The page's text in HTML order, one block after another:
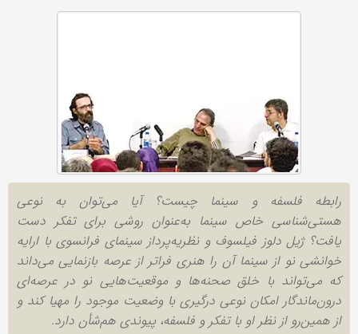
رابطه فلسفه و سینما چیست؟ آیا می‌توان به نوعی
هستی‌شناسی خاص سینما به‌عنوان روشی برای تفکر دست
یافت؟ ژیل دلوز فیلسوف و نظریه‌پرداز سینمای فرانسوی با ارایه
خوانشی نو از سینما آن را هنری فراتر از عرصه بازنمایی می‌داند
که می‌تواند با خلق صحنه‌ها و موقعیت‌هایی نو در عرصه‌ای
درون‌ماندگار امکان نوعی درگیری با وضعیت موجود را مهیا کند و
از همین‌رو از نظر او با تفکر و فلسفه، پیوندی هم‌شأن دارد.